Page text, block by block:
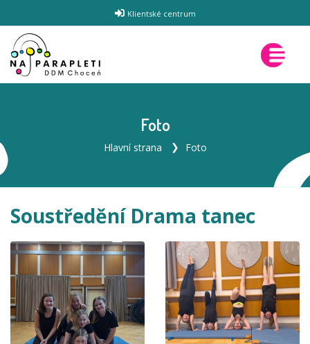
Klientské centrum
Foto
Hlavní strana Foto
Soustředění Drama tanec